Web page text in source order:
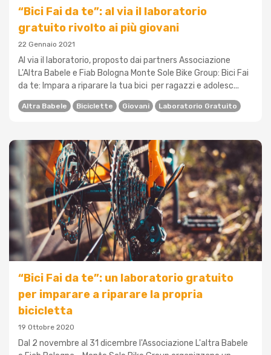
“Bici Fai da te”: al via il laboratorio
gratuito rivolto ai più giovani
22 Gennaio 2021
Al via il laboratorio, proposto dai partners Associazione
L'Altra Babele e Fiab Bologna Monte Sole Bike Group: Bici Fai
da te: Impara a riparare la tua bici per ragazzi e adolesc...
Altra Babele Biciclette Giovani Laboratorio Gratuito
“Bici Fai da te”: un laboratorio gratuito
per imparare a riparare la propria
bicicletta
19 Ottobre 2020
Dal 2 novembre al 31 dicembre l'Associazione L'altra Babele